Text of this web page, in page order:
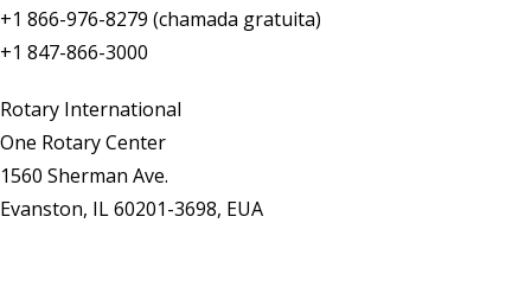
+1 866-976-8279 (chamada gratuita)
+1 847-866-3000
Rotary International
One Rotary Center
1560 Sherman Ave.
Evanston, IL 60201-3698, EUA